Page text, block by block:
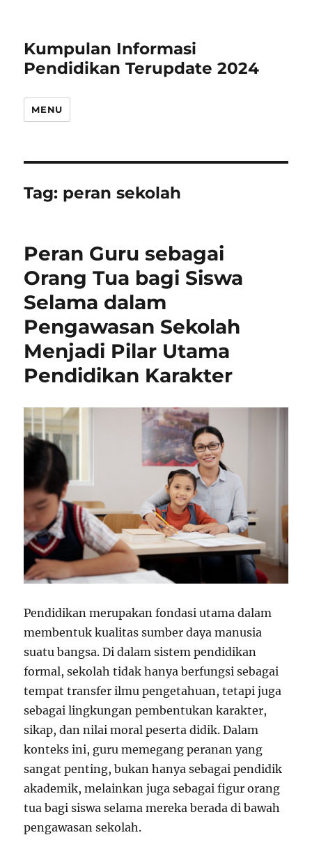
Kumpulan Informasi
Pendidikan Terupdate 2024
MENU
Tag: peran sekolah
Peran Guru sebagai
Orang Tua bagi Siswa
Selama dalam
Pengawasan Sekolah
Menjadi Pilar Utama
Pendidikan Karakter
Pendidikan merupakan fondasi utama dalam
membentuk kualitas sumber daya manusia
suatu bangsa. Di dalam sistem pendidikan
formal, sekolah tidak hanya berfungsi sebagai
tempat transfer ilmu pengetahuan, tetapi juga
sebagai lingkungan pembentukan karakter,
sikap, dan nilai moral peserta didik. Dalam
konteks ini, guru memegang peranan yang
sangat penting, bukan hanya sebagai pendidik
akademik, melainkan juga sebagai figur orang
tua bagi siswa selama mereka berada di bawah
pengawasan sekolah.